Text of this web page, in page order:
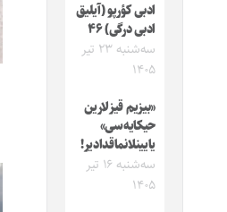
ادبی کؤرپو (آیلیق
ادبی درگی) ۴۶
سه‌شنبه ۲۳ تیر
۱۴۰۵
«بیزیم قیزلارین
حیکایه‌سی»
یایینلانماقدادیر!
سه‌شنبه ۱۶ تیر
۱۴۰۵